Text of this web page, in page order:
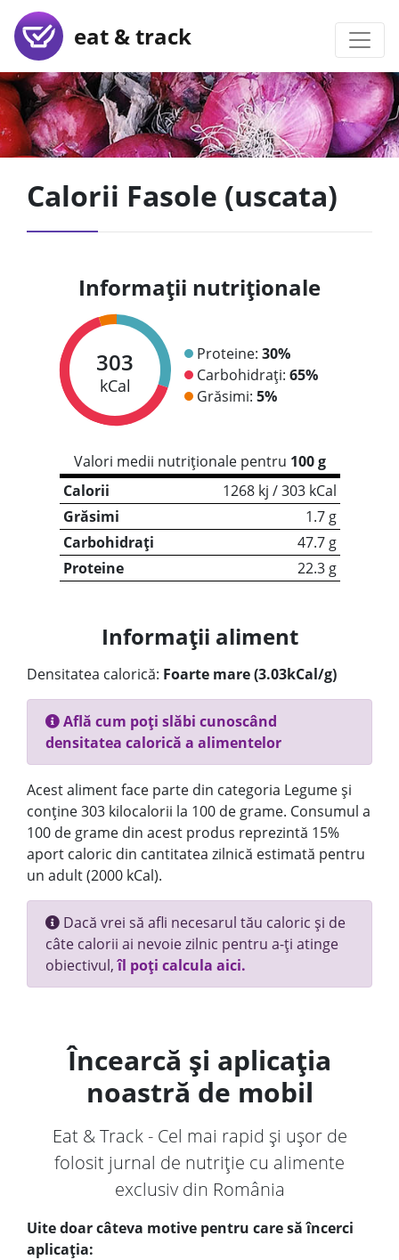
eat & track
Calorii Fasole (uscata)
Informații nutriționale
303
kCal
Proteine: 30%
Carbohidrați: 65%
Grăsimi: 5%
Valori medii nutriționale pentru 100 g
Calorii
1268 kj / 303 kCal
Grăsimi
1.7 g
Carbohidrați
47.7 g
Proteine
22.3 g
Informații aliment
Densitatea calorică: Foarte mare (3.03kCal/g)
Află cum poți slăbi cunoscând
densitatea calorică a alimentelor
Acest aliment face parte din categoria Legume și
conține 303 kilocalorii la 100 de grame. Consumul a
100 de grame din acest produs reprezintă 15%
aport caloric din cantitatea zilnică estimată pentru
un adult (2000 kCal).
Dacă vrei să afli necesarul tău caloric și de
câte calorii ai nevoie zilnic pentru a-ți atinge
obiectivul,îl poți calcula aici.
Încearcă și aplicația
noastră de mobil
Eat & Track - Cel mai rapid și ușor de
folosit jurnal de nutriție cu alimente
exclusiv din România
Uite doar câteva motive pentru care să încerci
aplicația: